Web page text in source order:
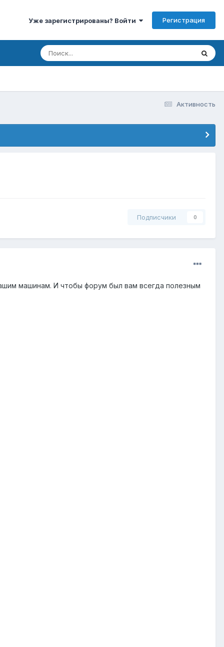
Уже зарегистрированы? Войти Регистрация
Активность
Подписчики 0
машинам. И чтобы форум был вам всегда полезным